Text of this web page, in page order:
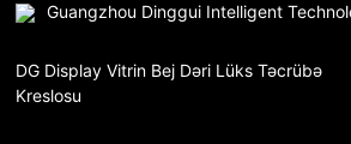
Guangzhou Dinggui Intelligent
DG Display Vitrin Bej Dəri Lüks Təcrübə
Kreslosu